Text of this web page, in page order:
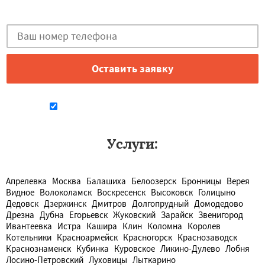
Услуги:
Апрелевка Москва Балашиха Белоозерск Бронницы Верея
Видное Волоколамск Воскресенск Высоковск Голицыно
Дедовск Дзержинск Дмитров Долгопрудный Домодедово
Дрезна Дубна Егорьевск Жуковский Зарайск Звенигород
Ивантеевка Истра Кашира Клин Коломна Королев
Котельники Красноармейск Красногорск Краснозаводск
Краснознаменск Кубинка Куровское Ликино-Дулево Лобня
Лосино-Петровский Луховицы Лыткарино